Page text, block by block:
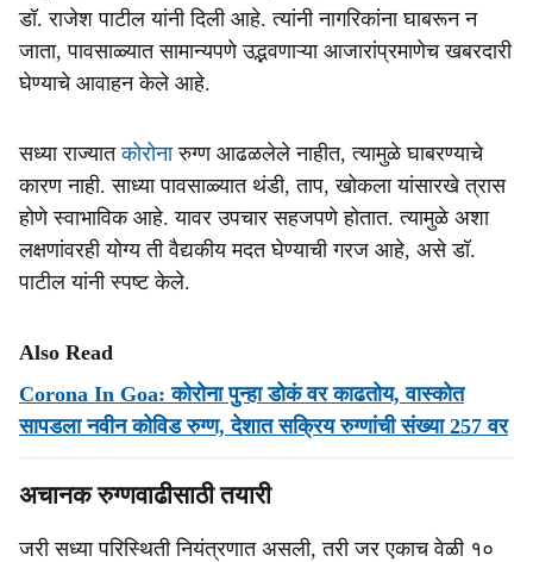
r
e
डॉ. राजेश पाटील यांनी दिली आहे. त्यांनी नागरिकांना घाबरून न
जाता, पावसाळ्यात सामान्यपणे उद्भवणाऱ्या आजारांप्रमाणेच खबरदारी
घेण्याचे आवाहन केले आहे.
सध्या राज्यातकोरोनारुग्ण आढळलेले नाहीत, त्यामुळे घाबरण्याचे
कारण नाही. साध्या पावसाळ्यात थंडी, ताप, खोकला यांसारखे त्रास
होणे स्वाभाविक आहे. यावर उपचार सहजपणे होतात. त्यामुळे अशा
लक्षणांवरही योग्य ती वैद्यकीय मदत घेण्याची गरज आहे, असे डॉ.
पाटील यांनी स्पष्ट केले.
Also Read
Corona In Goa: कोरोना पुन्हा डोकं वर काढतोय, वास्‍कोत
सापडला नवीन कोविड रुग्‍ण, देशात सक्रिय रुग्णांची संख्या 257 वर
अचानक रुग्णवाढीसाठी तयारी
जरी सध्या परिस्थिती नियंत्रणात असली, तरी जर एकाच वेळी १०